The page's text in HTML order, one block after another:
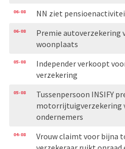
06-08 NN ziet
06-08
Premie autoverzekering
woonplaats
05-08
Independer verkoopt
verzekering
05-08
Tussenpersoon INSIFY
motorrijtuigverzekering
ondernemers
04-08
Vrouw claimt voor bijna